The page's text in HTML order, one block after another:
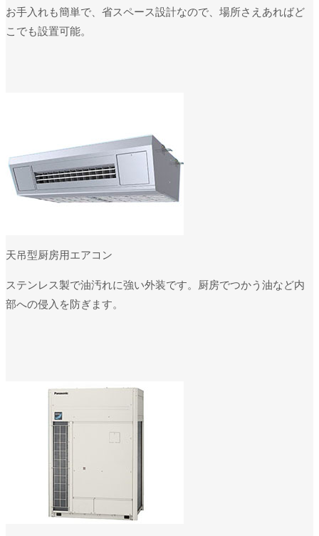
お手入れも簡単で、省スペース設計なので、場所さえあればど
こでも設置可能。
天吊型厨房用エアコン
ステンレス製で油汚れに強い外装です。厨房でつかう油など内
部への侵入を防ぎます。